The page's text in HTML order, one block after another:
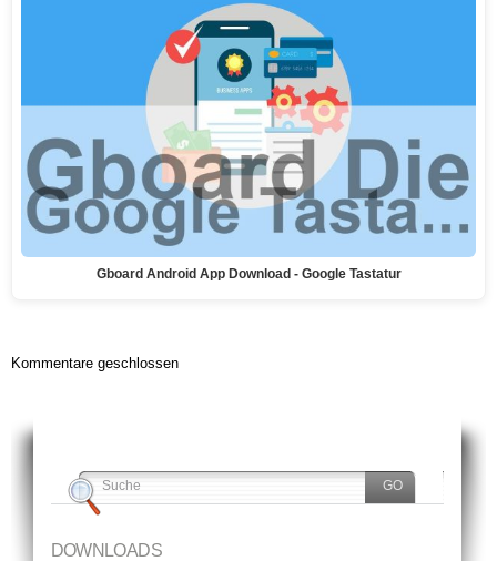
Gboard Android App Download - Google Tastatur
Kommentare geschlossen
DOWNLOADS